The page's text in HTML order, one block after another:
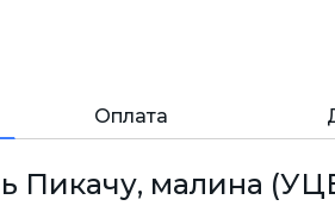
Оплата
Пикачу, малина